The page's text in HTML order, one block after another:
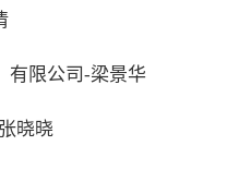
有限公司-梁景华
晓晓